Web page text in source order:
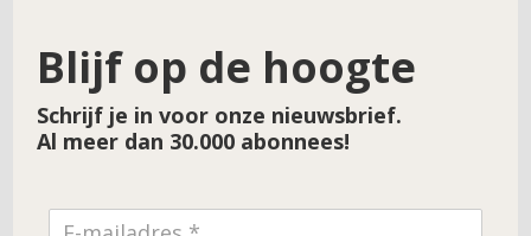
Blijf op de hoogte
Schrijf je in voor onze nieuwsbrief.
Al meer dan 30.000 abonnees!